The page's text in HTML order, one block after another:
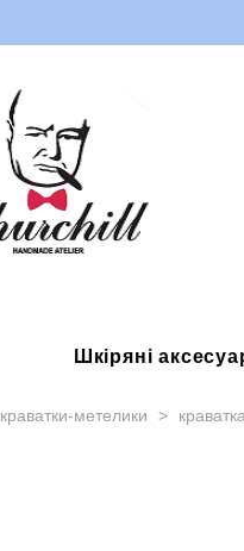
Шкіряні
краватки-метелики >